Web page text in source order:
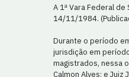
A 1ª Vara Federal
14/11/1984.
Durante o período
jurisdição em
magistrados, nessa
Calmon Alves; e Juiz